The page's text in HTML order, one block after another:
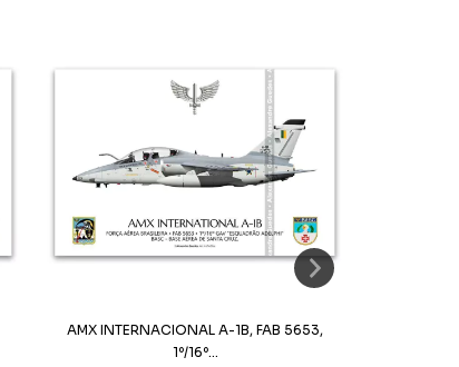
AMX INTERNACIONAL A-1B, FAB 5653,
1º/16º...